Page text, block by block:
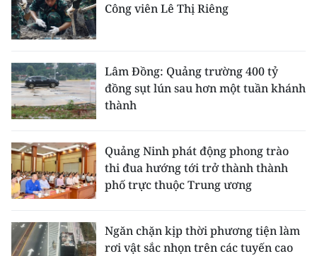
Công viên Lê Thị Riêng
Lâm Đồng: Quảng trường 400 tỷ
đồng sụt lún sau hơn một tuần khánh
thành
Quảng Ninh phát động phong trào
thi đua hướng tới trở thành thành
phố trực thuộc Trung ương
Ngăn chặn kịp thời phương tiện làm
rơi vật sắc nhọn trên các tuyến cao